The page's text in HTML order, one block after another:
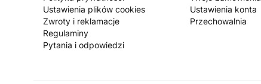
Ustawienia plików cookies
Zwroty i reklamacje
Regulaminy
Pytania i odpowiedzi
Ustawienia konta
Przechowalnia